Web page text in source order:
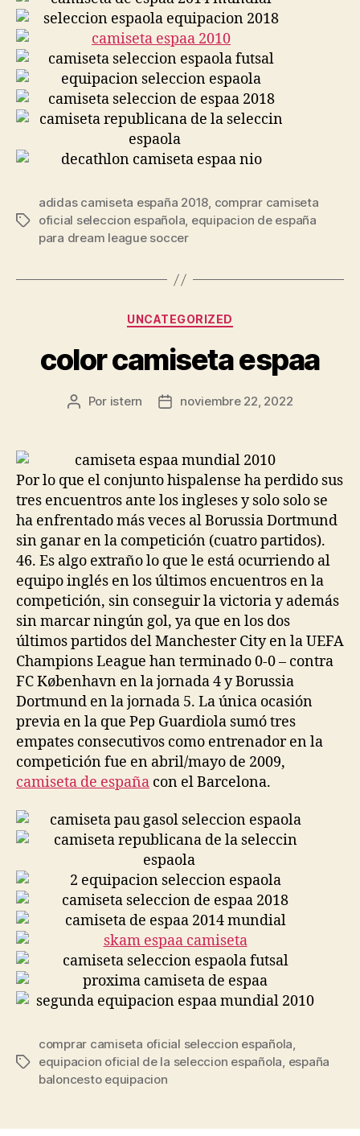
Etiquetas
adidas camiseta españa 2018, comprar camiseta
oficial seleccion española, equipacion de españa
para dream league soccer
Categorías
UNCATEGORIZED
color camiseta espaa
Autor
entrada
Por istern
Fecha
entrada
noviembre 22, 2022
Por lo que el conjunto hispalense ha perdido sus
tres encuentros ante los ingleses y solo solo se
ha enfrentado más veces al Borussia Dortmund
sin ganar en la competición (cuatro partidos).
46. Es algo extraño lo que le está ocurriendo al
equipo inglés en los últimos encuentros en la
competición, sin conseguir la victoria y además
sin marcar ningún gol, ya que en los dos
últimos partidos del Manchester City en la UEFA
Champions League han terminado 0-0 – contra
FC København en la jornada 4 y Borussia
Dortmund en la jornada 5. La única ocasión
previa en la que Pep Guardiola sumó tres
empates consecutivos como entrenador en la
competición fue en abril/mayo de 2009,
camiseta de españa con el Barcelona.
Etiquetas
comprar camiseta oficial seleccion española,
equipacion oficial de la seleccion española, españa
baloncesto equipacion